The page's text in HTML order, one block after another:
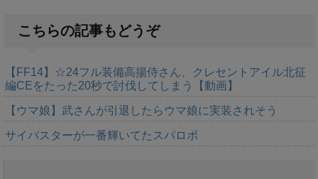
こちらの記事もどうぞ
【FF14】☆24フル装備高揚侍さん、クレセントアイル北征
編CEをたった20秒で討伐してしまう【動画】
【ウマ娘】武さんが引退したらウマ娘に実装されそう
サイバスターが一番輝いてたスパロボ